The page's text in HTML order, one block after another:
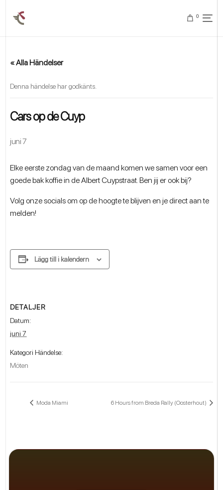
0
« Alla Händelser
Denna händelse har godkänts.
Cars op de Cuyp
juni 7
Elke eerste zondag van de maand komen we samen voor een
goede bak koffie in de Albert Cuypstraat. Ben jij er ook bij?
Volg onze socials om op de hoogte te blijven en je direct aan te
melden!
Lägg till i kalendern
DETALJER
Datum:
juni 7
Kategori Händelse:
Möten
Moda Miami 6 Hours from Breda Rally (Oosterhout)